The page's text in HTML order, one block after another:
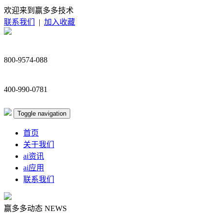
欢迎来到赢多多技术
联系我们
| 加入收藏
800-9574-088
400-990-0781
Toggle navigation
首页
关于我们
ai资讯
ai应用
联系我们
赢多多动态 NEWS